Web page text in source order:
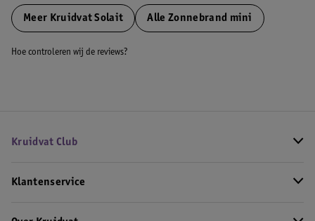
Meer Kruidvat Solait Alle Zonnebrand mini
Hoe controleren wij de reviews?
Kruidvat Club
Klantenservice